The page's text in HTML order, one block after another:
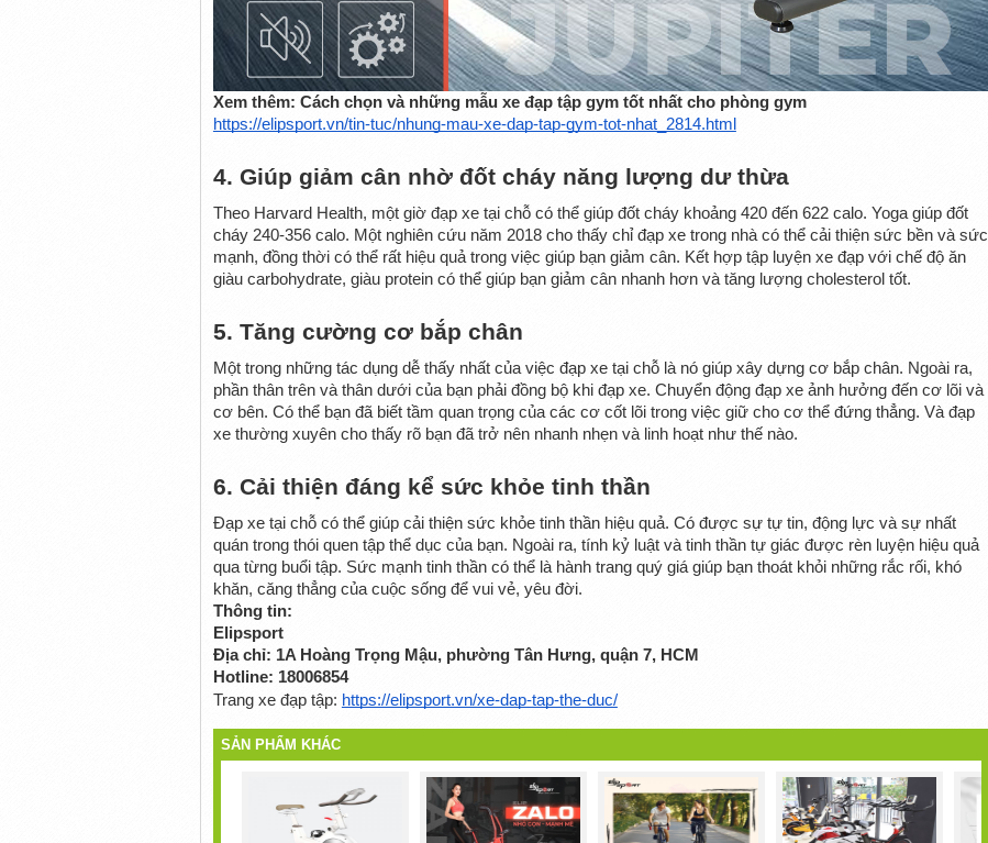
Xem thêm: Cách chọn và những mẫu xe đạp tập gym tốt nhất cho phòng gym
https://elipsport.vn/tin-tuc/nhung-mau-xe-dap-tap-gym-tot-nhat_2814.html
4. Giúp giảm cân nhờ đốt cháy năng lượng dư thừa
Theo Harvard Health, một giờ đạp xe tại chỗ có thể giúp đốt cháy khoảng 420 đến 622 calo. Yoga giúp đốt
cháy 240-356 calo. Một nghiên cứu năm 2018 cho thấy chỉ đạp xe trong nhà có thể cải thiện sức bền và sức
mạnh, đồng thời có thể rất hiệu quả trong việc giúp bạn giảm cân. Kết hợp tập luyện xe đạp với chế độ ăn
giàu carbohydrate, giàu protein có thể giúp bạn giảm cân nhanh hơn và tăng lượng cholesterol tốt.
5. Tăng cường cơ bắp chân
Một trong những tác dụng dễ thấy nhất của việc đạp xe tại chỗ là nó giúp xây dựng cơ bắp chân. Ngoài ra,
phần thân trên và thân dưới của bạn phải đồng bộ khi đạp xe. Chuyển động đạp xe ảnh hưởng đến cơ lõi và
cơ bên. Có thể bạn đã biết tầm quan trọng của các cơ cốt lõi trong việc giữ cho cơ thể đứng thẳng. Và đạp
xe thường xuyên cho thấy rõ bạn đã trở nên nhanh nhẹn và linh hoạt như thế nào.
6. Cải thiện đáng kể sức khỏe tinh thần
Đạp xe tại chỗ có thể giúp cải thiện sức khỏe tinh thần hiệu quả. Có được sự tự tin, động lực và sự nhất
quán trong thói quen tập thể dục của bạn. Ngoài ra, tính kỷ luật và tinh thần tự giác được rèn luyện hiệu quả
qua từng buổi tập. Sức mạnh tinh thần có thể là hành trang quý giá giúp bạn thoát khỏi những rắc rối, khó
khăn, căng thẳng của cuộc sống để vui vẻ, yêu đời.
Thông tin:
Elipsport
Địa chỉ: 1A Hoàng Trọng Mậu, phường Tân Hưng, quận 7, HCM
Hotline: 18006854
Trang xe đạp tập: https://elipsport.vn/xe-dap-tap-the-duc/
SẢN PHẨM KHÁC